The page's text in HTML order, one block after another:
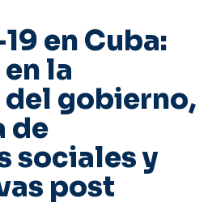
en Cuba:
la
gobierno,
de
sociales y
post